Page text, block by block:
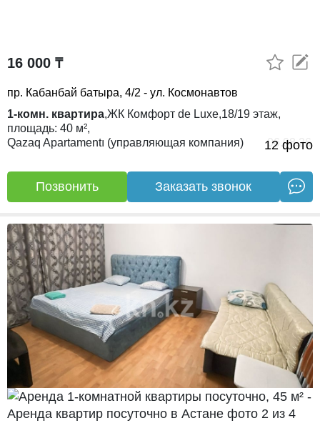
12 фото
16 000 ₸
пр. Кабанбай батыра, 4/2 - ул. Космонавтов
1-комн. квартира,ЖК Комфорт de Luxe,18/19 этаж,
площадь: 40 м²,
Qazaq Apartamentı (управляющая компания)
06.08.26
Позвонить Заказать звонок